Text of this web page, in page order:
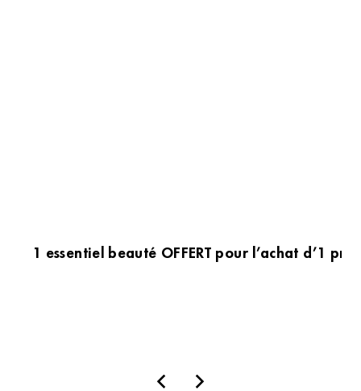
1 essentiel beauté OFFERT pour l’achat d’1